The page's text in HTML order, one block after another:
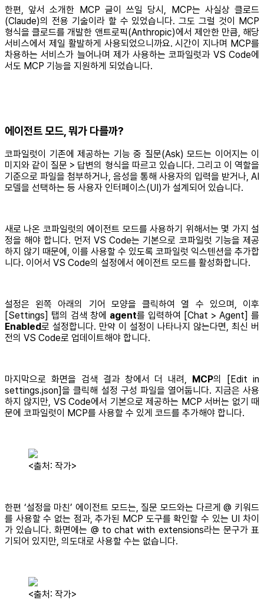
한편, 앞서 소개한 MCP 글이 쓰일 당시, MCP는 사실상 클로드
(Claude)의 전용 기술이라 할 수 있었습니다. 그도 그럴 것이 MCP
형식을 클로드를 개발한 앤트로픽(Anthropic)에서 제안한 만큼, 해당
서비스에서 제일 활발하게 사용되었으니까요. 시간이 지나며 MCP를
차용하는 서비스가 늘어나며 제가 사용하는 코파일럿과 VS Code에
서도 MCP 기능을 지원하게 되었습니다.
에이전트 모드, 뭐가 다를까?
코파일럿이 기존에 제공하는 기능 중 질문(Ask) 모드는 이어지는 이
미지와 같이 질문 > 답변의 형식을 따르고 있습니다. 그리고 이 역할을
기준으로 파일을 첨부하거나, 음성을 통해 사용자의 입력을 받거나, AI
모델을 선택하는 등 사용자 인터페이스(UI)가 설계되어 있습니다.
새로 나온 코파일럿의 에이전트 모드를 사용하기 위해서는 몇 가지 설
정을 해야 합니다. 먼저 VS Code는 기본으로 코파일럿 기능을 제공
하지 않기 때문에, 이를 사용할 수 있도록 코파일럿 익스텐션을 추가합
니다. 이어서 VS Code의 설정에서 에이전트 모드를 활성화합니다.
설정은 왼쪽 아래의 기어 모양을 클릭하여 열 수 있으며, 이후
[Settings] 탭의 검색 창에 agent를 입력하여 [Chat > Agent] 를
Enabled로 설정합니다. 만약 이 설정이 나타나지 않는다면, 최신 버
전의 VS Code로 업데이트해야 합니다.
마지막으로 화면을 검색 결과 창에서 더 내려, MCP의 [Edit in
settings.json]을 클릭해 설정 구성 파일을 열어둡니다. 지금은 사용
하지 않지만, VS Code에서 기본으로 제공하는 MCP 서버는 없기 때
문에 코파일럿이 MCP를 사용할 수 있게 코드를 추가해야 합니다.
<출처: 작가>
한편 ‘설정을 마친’ 에이전트 모드는, 질문 모드와는 다르게 @ 키워드
를 사용할 수 없는 점과, 추가된 MCP 도구를 확인할 수 있는 UI 차이
가 있습니다. 화면에는 @ to chat with extensions라는 문구가 표
기되어 있지만, 의도대로 사용할 수는 없습니다.
<출처: 작가>